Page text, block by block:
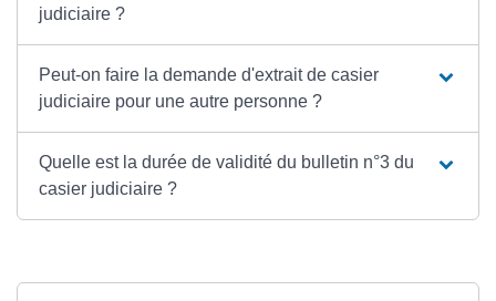
judiciaire ?
Peut-on faire la demande d'extrait de casier
judiciaire pour une autre personne ?
Quelle est la durée de validité du bulletin n°3 du
casier judiciaire ?